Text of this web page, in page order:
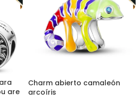
are
Charm abierto camaleón
arcoíris